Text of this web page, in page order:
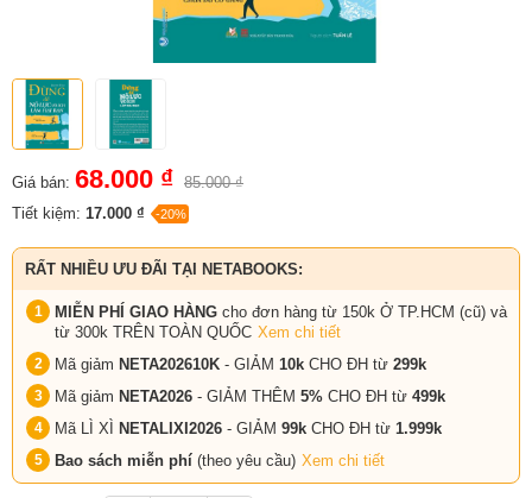
Giá bán: 68.000 ₫ 85.000 ₫
Tiết kiệm: 17.000 ₫ -20%
RẤT NHIỀU ƯU ĐÃI TẠI NETABOOKS:
MIỄN PHÍ GIAO HÀNG cho đơn hàng từ 150k Ở TP.HCM (cũ) và
từ 300k TRÊN TOÀN QUỐC Xem chi tiết
Mã giảm NETA202610K - GIẢM 10k CHO ĐH từ 299k
Mã giảm NETA2026 - GIẢM THÊM 5% CHO ĐH từ 499k
Mã LÌ XÌ NETALIXI2026 - GIẢM 99k CHO ĐH từ 1.999k
Bao sách miễn phí (theo yêu cầu) Xem chi tiết